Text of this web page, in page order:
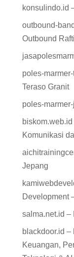
konsulindo.id
outbound-
Outbound
poles-
Teraso Granit
poles-
Komunikasi
Jepang
Development
salma.net.id –
blackdoor.id
Keuangan,